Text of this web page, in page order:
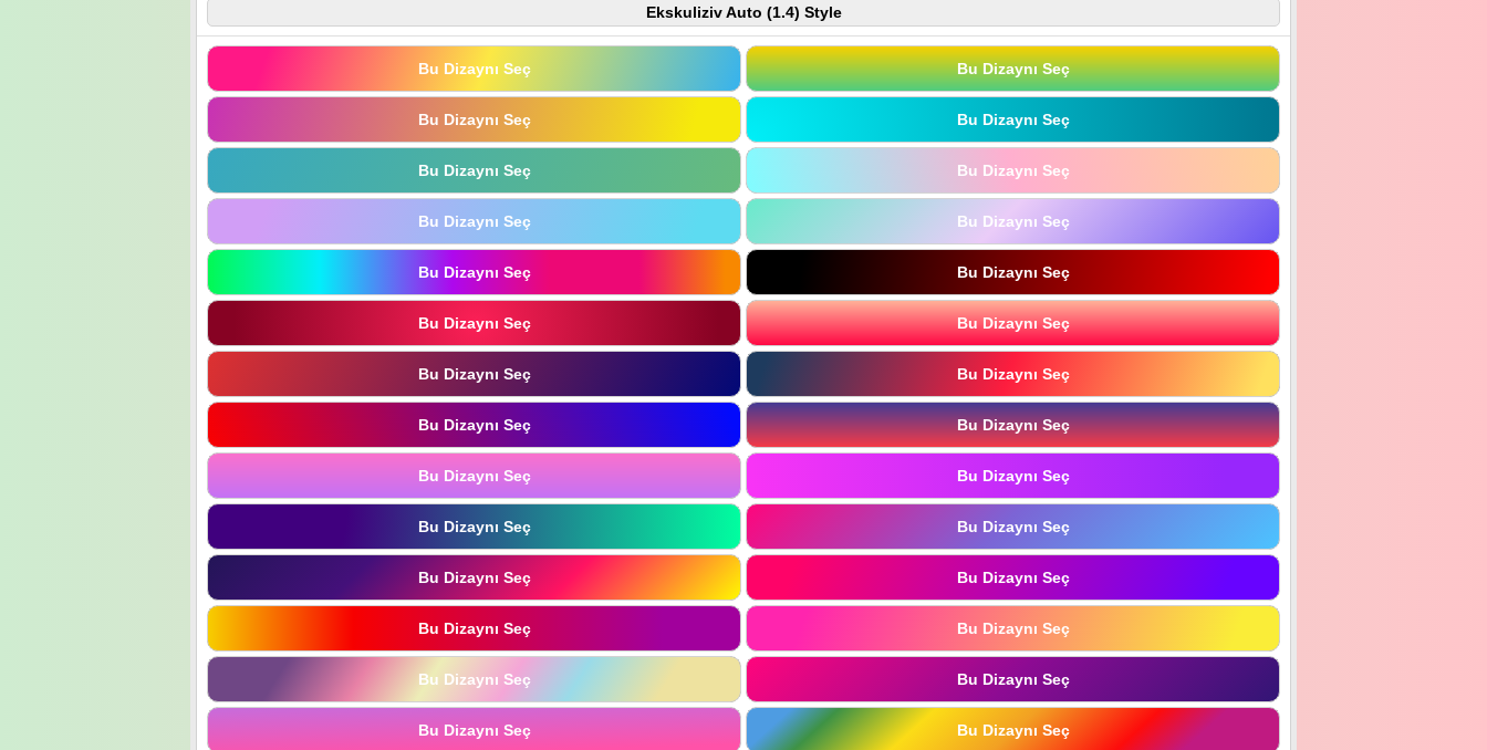
Ekskuliziv Auto (1.4) Style
Bu Dizaynı Seç Bu Dizaynı Seç
Bu Dizaynı Seç Bu Dizaynı Seç
Bu Dizaynı Seç Bu Dizaynı Seç
Bu Dizaynı Seç Bu Dizaynı Seç
Bu Dizaynı Seç Bu Dizaynı Seç
Bu Dizaynı Seç Bu Dizaynı Seç
Bu Dizaynı Seç Bu Dizaynı Seç
Bu Dizaynı Seç Bu Dizaynı Seç
Bu Dizaynı Seç Bu Dizaynı Seç
Bu Dizaynı Seç Bu Dizaynı Seç
Bu Dizaynı Seç Bu Dizaynı Seç
Bu Dizaynı Seç Bu Dizaynı Seç
Bu Dizaynı Seç Bu Dizaynı Seç
Bu Dizaynı Seç Bu Dizaynı Seç